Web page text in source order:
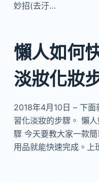
妙招(去汙…
懶人如何
淡妝化妝
2018年4月10日 – 下
習化淡妝的步驟。 懶
驟 今天要教大家一款
用品就能快速完成。上